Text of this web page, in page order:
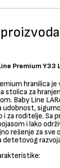
Premium Y33
hranilica
stolica za
Baby Line
udobnost,
za roditelje. Sa
i lako
rešenje za sve
detetovog